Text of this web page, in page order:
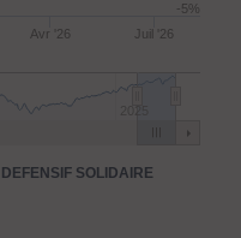
SOLIDAIRE
Avr '26 Juil '26
-5%